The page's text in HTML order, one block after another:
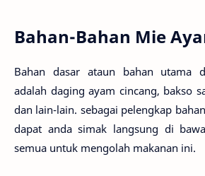
Bahan-Bahan Mie
Bahan dasar ataun bahan utama
adalah daging ayam cincang, bakso
dan lain-lain. sebagai pelengkap
dapat anda simak langsung di
semua untuk mengolah makanan ini.